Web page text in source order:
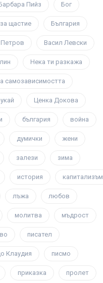
Пийз Бог
щастие България
Васил Левски
Нека ти разкажа
самозависимостта
Ценка Докова
българия война
думички жени
залези зима
история капитализъм
лъжа любов
молитва мъдрост
писател
Клаудия писмо
приказка пролет